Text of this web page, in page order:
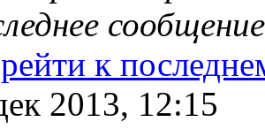
2013, 12:15